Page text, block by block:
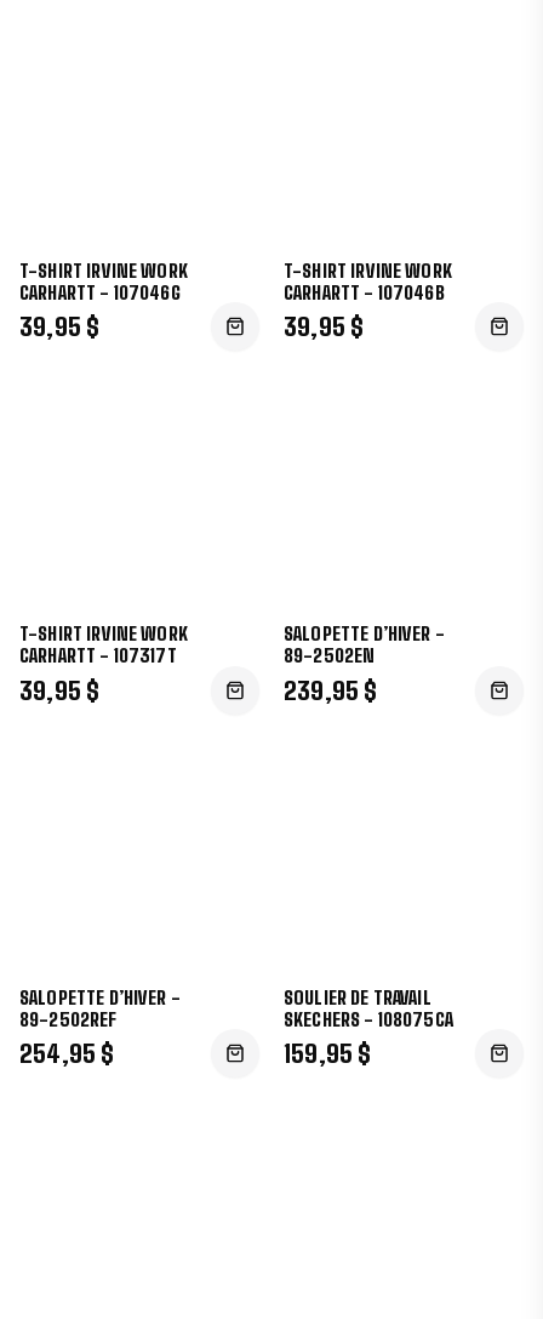
T-SHIRT IRVINE WORK
CARHARTT - 107046G
39,95 $
T-SHIRT IRVINE WORK
CARHARTT - 107046B
39,95 $
T-SHIRT IRVINE WORK
CARHARTT - 107317T
39,95 $
SALOPETTE D’HIVER -
89-2502EN
239,95 $
SALOPETTE D’HIVER -
89-2502REF
254,95 $
SOULIER DE TRAVAIL
SKECHERS - 108075CA
159,95 $